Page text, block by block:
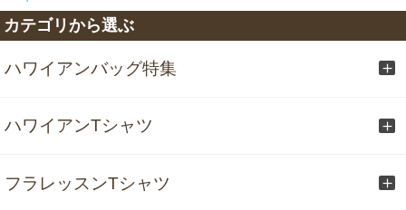
カテゴリから選ぶ
ハワイアンバッグ特集
ハワイアンTシャツ
フラレッスンTシャツ